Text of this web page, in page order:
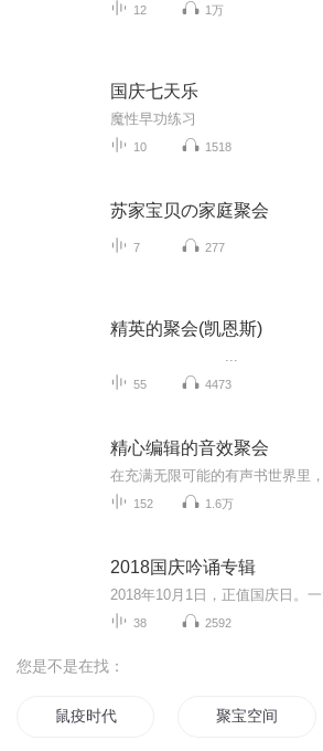
12 1万
国庆七天乐
魔性早功练习
10 1518
苏家宝贝の家庭聚会
7 277
精英的聚会(凯恩斯)
55 4473
精心编辑的音效聚会
152 1.6万
2018国庆吟诵专辑
38 2592
您是不是在找：
鼠疫时代 聚宝空间